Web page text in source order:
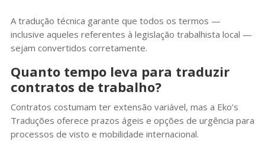
A tradução técnica garante que todos os termos —
inclusive aqueles referentes à legislação trabalhista local —
sejam convertidos corretamente.
Quanto tempo leva para traduzir
contratos de trabalho?
Contratos costumam ter extensão variável, mas a Eko’s
Traduções oferece prazos ágeis e opções de urgência para
processos de visto e mobilidade internacional.